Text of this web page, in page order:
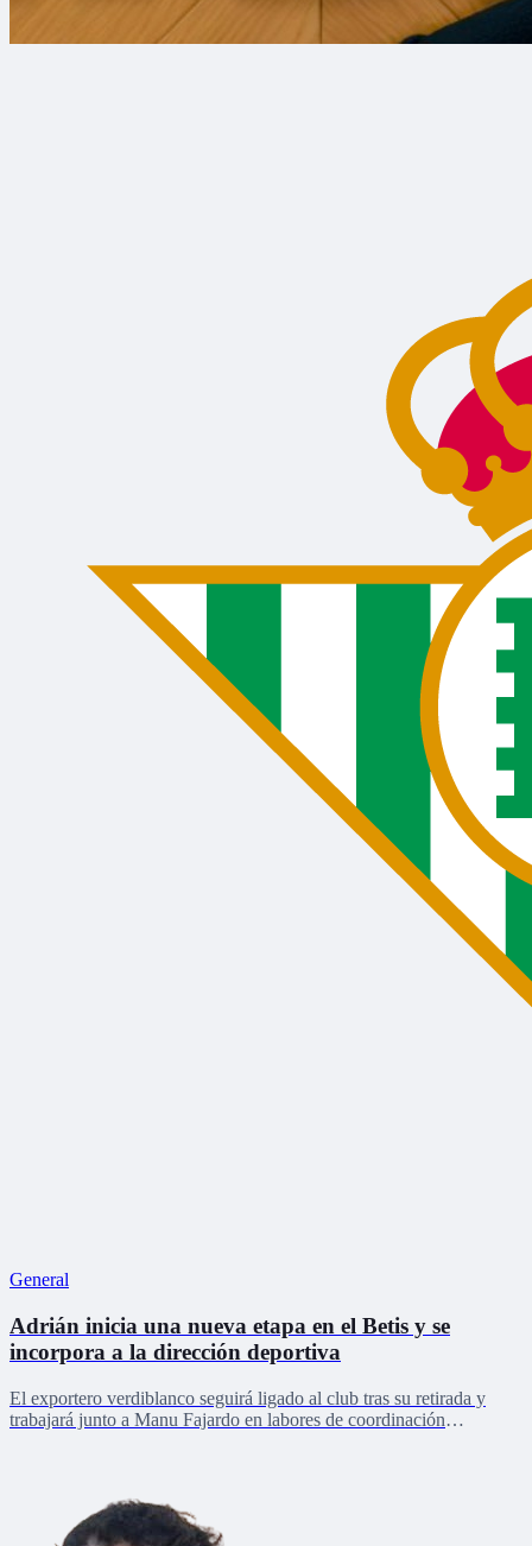
General
Adrián inicia una nueva etapa en el Betis y se
incorpora a la dirección deportiva
El exportero verdiblanco seguirá ligado al club tras su retirada y
trabajará junto a Manu Fajardo en labores de coordinación